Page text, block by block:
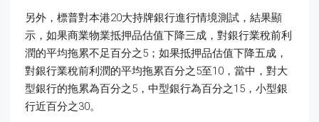
另外，標普對本港20大持牌銀行進行情境測試，結果顯
示，如果商業物業抵押品估值下降三成，對銀行業稅前利
潤的平均拖累不足百分之5；如果抵押品估值下降五成，
對銀行業稅前利潤的平均拖累百分之5至10，當中，對大
型銀行的拖累為百分之5，中型銀行為百分之15，小型銀
行近百分之30。